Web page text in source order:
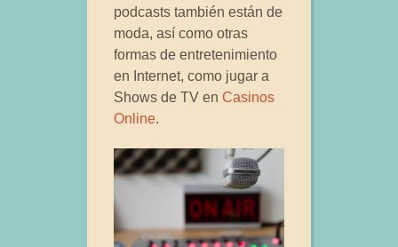
podcasts también están de
moda, así como otras
formas de entretenimiento
en Internet, como jugar a
Shows de TV en Casinos
Online.